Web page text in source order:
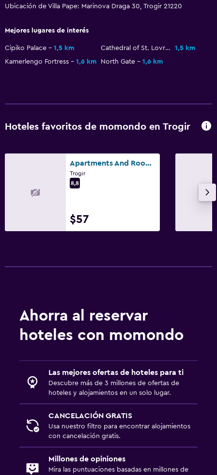
Ubicación de Villa Pape: Marinova Draga 30, Trogir 21220
Mejores lugares de interés
Cipiko Palace 1,5 km Cathedral of St. Lovro
1,5 km
Kamerlengo Fortress
1,6 km North Gate 1,6 km
Hoteles favoritos de momondo en Trogir
Apartments And Rooms Iva
Trogir
8,8
$57
Ahorra al reservar
hoteles con momondo
Las mejores ofertas de hoteles para ti
Descubre más de 3 millones de ofertas de
hoteles y alojamientos en un solo lugar.
CANCELACIÓN GRATIS
Usa nuestro filtro para encontrar alojamientos
con cancelación gratis.
Millones de opiniones
Mira las puntuaciones basadas en millones de